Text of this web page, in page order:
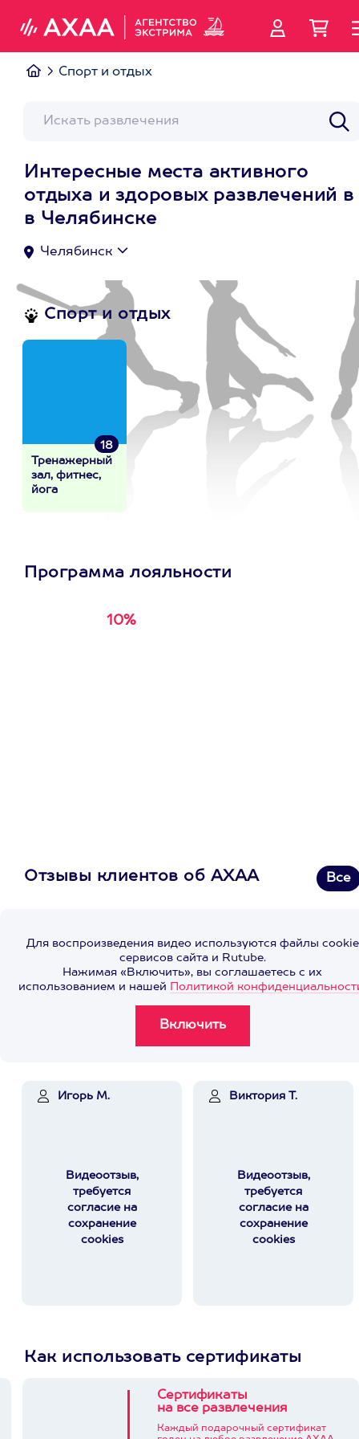
Спорт и отдых
Интересные места активного
отдыха и здоровых развлечений в
в Челябинске
Челябинск
Спорт и отдых
18
Тренажерный
зал, фитнес,
йога
Программа лояльности
10%
Отзывы клиентов об АХАА Все
Для воспроизведения видео используются файлы cookie
сервисов сайта и Rutube.
Нажимая «Включить», вы соглашаетесь с их
использованием и нашей Политикой
Игорь М.
Видеоотзыв,
требуется
согласие на
сохранение
cookies
Виктория Т.
Видеоотзыв,
требуется
согласие на
сохранение
cookies
Как использовать сертификаты
Сертификаты
на все развлечения
Каждый подарочный сертификат